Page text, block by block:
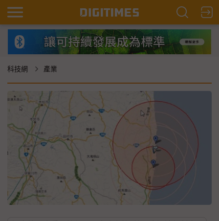
科技網 產業